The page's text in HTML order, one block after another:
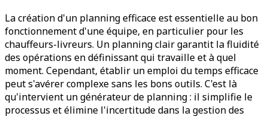
La création d'un planning efficace est essentielle au bon
fonctionnement d'une équipe, en particulier pour les
chauffeurs-livreurs. Un planning clair garantit la fluidité
des opérations en définissant qui travaille et à quel
moment. Cependant, établir un emploi du temps efficace
peut s'avérer complexe sans les bons outils. C'est là
qu'intervient un générateur de planning : il simplifie le
processus et élimine l'incertitude dans la gestion des